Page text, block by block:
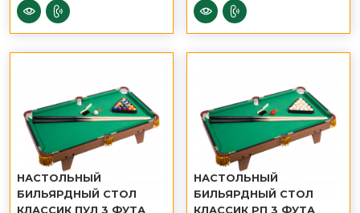
НАСТОЛЬНЫЙ
БИЛЬЯРДНЫЙ СТОЛ
КЛАССИК ПУЛ 3 ФУТА
НАСТОЛЬНЫЙ
БИЛЬЯРДНЫЙ СТОЛ
КЛАССИК РП 3 ФУТА